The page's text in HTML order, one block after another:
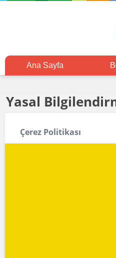
Ana Sayfa
Yasal
Çerez Politikası